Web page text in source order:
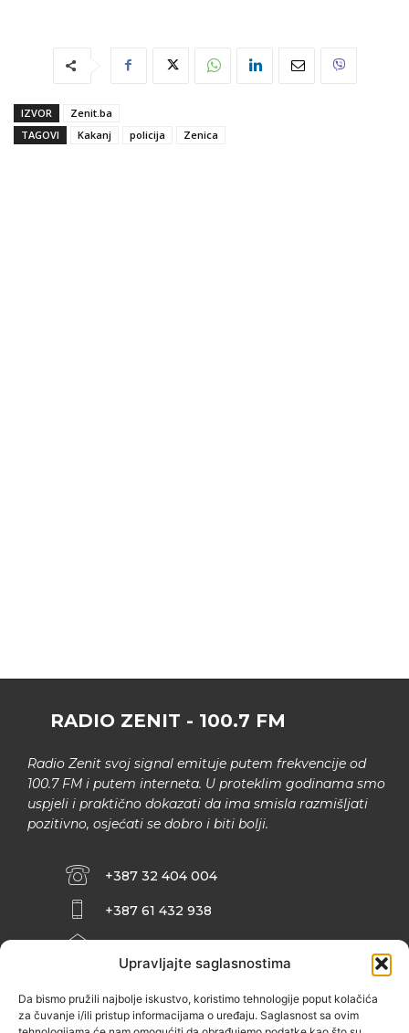
Upravljajte saglasnostima
Da bismo pružili najbolje iskustvo, koristimo tehnologije poput kolačića
za čuvanje i/ili pristup informacijama o uređaju. Saglasnost sa ovim
IZVOR
Zenit.ba
TAGOVI
Kakanj policija Zenica
RADIO ZENIT - 100.7 FM
Radio Zenit svoj signal emituje putem frekvencije od
100.7 FM i putem interneta. U proteklim godinama smo
uspjeli i praktično dokazati da ima smisla razmišljati
pozitivno, osjećati se dobro i biti bolji.
+387 32 404 004
+387 61 432 938
INFO@ZENIT.BA
ZENIČANKA, 3. SPRAT), 72000 ZENICA